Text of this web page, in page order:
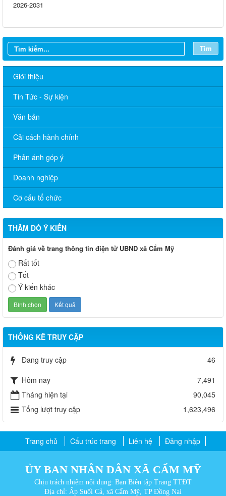
Tìm
Giới thiệu
Tin Tức - Sự kiện
Văn bản
Cải cách hành chính
Phản ánh góp ý
Doanh nghiệp
Cơ cấu tổ chức
THĂM DÒ Ý KIẾN
Đánh giá về trang thông tin điện tử UBND xã Cẩm Mỹ
Rất tốt
Tốt
Ý kiến khác
THỐNG KÊ TRUY CẬP
Đang truy cập
46
Hôm nay
7,491
Tháng hiện tại
90,045
Tổng lượt truy cập
1,623,496
Trang chủ Cấu trúc trang Liên hệ Đăng nhập
ỦY BAN NHÂN DÂN XÃ CẨM MỸ
Chịu trách nhiệm nội dung: Ban Biên tập Trang TTĐT
Địa chỉ: Ấp Suối Cả, xã Cẩm Mỹ, TP Đồng Nai